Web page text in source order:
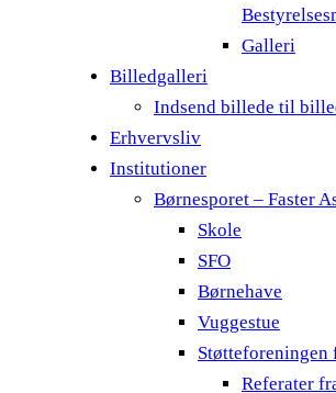
Galleri
Billedgalleri
Indsend billede til
Erhvervsliv
Institutioner
Børnesporet – Faster
Skole
SFO
Børnehave
Vuggestue
Støtteforeningen
Referater